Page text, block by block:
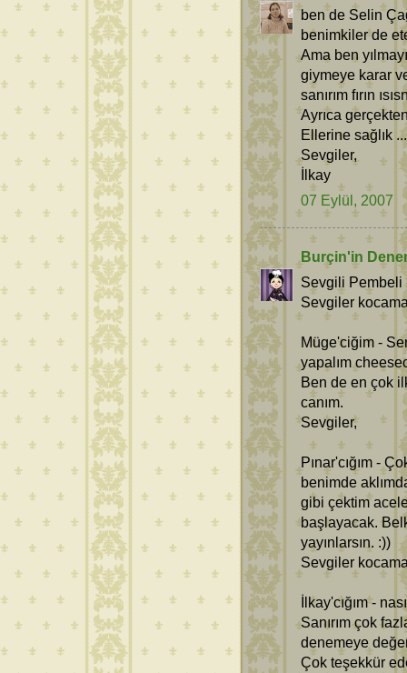
ben de Selin
benimkiler de
Ama ben
giymeye karar
sanırım fırın
Ayrıca
Ellerine sağlık
Sevgiler,
İlkay
07 Eylül, 2007
Burçin'in
Sevgili Pembeli
Sevgiler
Müge'ciğim -
yapalım
Ben de en çok
canım.
Sevgiler,
Pınar'cığım -
benimde
gibi çektim
başlayacak.
yayınlarsın. :))
Sevgiler
İlkay'cığım -
Sanırım çok
denemeye
Çok teşekkür